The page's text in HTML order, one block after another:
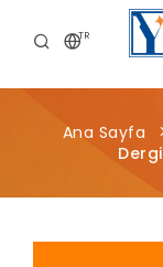
TR
KURUMSAL
ÜRÜNLERIMIZ
ÖNCE İNSAN
KARIYER
Ana Sayfa